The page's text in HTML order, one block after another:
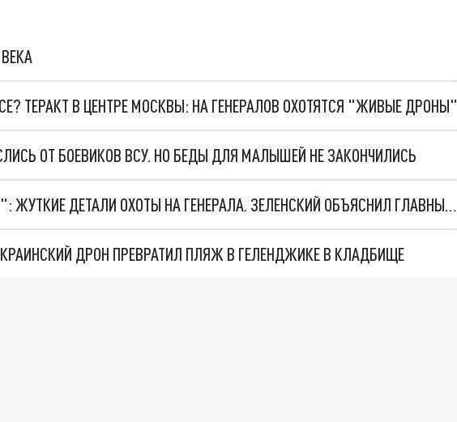
ТЕРАКТ В ЦЕНТРЕ МОСКВЫ: НА ГЕНЕРАЛОВ ОХОТЯТСЯ "ЖИВЫЕ ДРОНЫ"
ОТ БОЕВИКОВ ВСУ. НО БЕДЫ ДЛЯ МАЛЫШЕЙ НЕ ЗАКОНЧИЛИСЬ
"МЫ ВАС ЗАСТАВИМ": ЖУТКИЕ ДЕТАЛИ ОХОТЫ НА ГЕНЕРАЛА. ЗЕЛЕНСКИЙ ОБЪЯСНИЛ ГЛАВНЫЙ СМЫСЛ ТЕРАКТА В ЦЕНТРЕ МОСКВЫ
ДРОН ПРЕВРАТИЛ ПЛЯЖ В ГЕЛЕНДЖИКЕ В КЛАДБИЩЕ